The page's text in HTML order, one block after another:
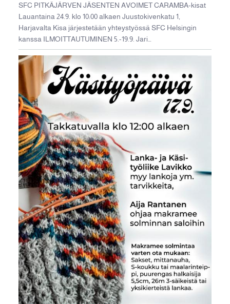
SFC PITKÄJÄRVEN JÄSENTEN AVOIMET CARAMBA-kisat
Lauantaina 24.9. klo 10:00 alkaen Juustokivenkatu 1,
Harjavalta Kisa järjestetään yhteystyössä SFC Helsingin
kanssa ILMOITTAUTUMINEN 5.-19.9. Jari…